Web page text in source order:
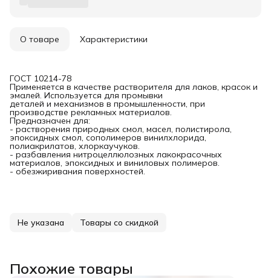
О товаре Характеристики
ГОСТ 10214-78
Применяется в качестве растворителя для лаков, красок и
эмалей. Используется для промывки
деталей и механизмов в промышленности, при
производстве рекламных материалов.
Предназначен для:
- растворения природных смол, масел, полистирола,
эпоксидных смол, сополимеров винилхлорида,
полиакрилатов, хлоркаучуков.
- разбавления нитроцеллюлозных лакокрасочных
материалов, эпоксидных и виниловых полимеров.
- обезжиривания поверхностей.
Не указана Товары со скидкой
Похожие товары